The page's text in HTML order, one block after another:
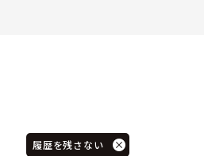
履歴を残さない